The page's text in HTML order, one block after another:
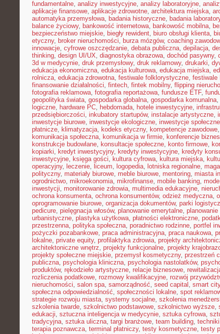
fundamentalne, analizy inwestycyjne, analizy laboratoryjne,
aplikacje finansowe, aplikacje zdrowotne, architektura miejska,
automatyka przemysłowa, badania historyczne, badania
balance życiowy, bankowość internetowa, bankowość mobilna,
bezpieczeństwo miejskie, biegły rewident, biuro obsługi klienta,
etyczny, broker nieruchomości, burza mózgów, coaching
innowacje, cyfrowe oszczędzanie, debata publiczna, depilacja,
thinking, design UI/UX, diagnostyka obrazowa, dochód pasywny,
3d w medycynie, druk przemysłowy, druk reklamowy, drukarki,
edukacja ekonomiczna, edukacja kulturowa, edukacja miejska,
rolnicza, edukacja zdrowotna, festiwale folklorystyczne, festiwale
finansowanie działalności, fintech, fintek mobilny, flipping
fotografia reklamowa, fotografia reportażowa, fundusze ETF,
geopolityka świata, gospodarka globalna, gospodarka komunalna,
logiczne, hardware PC, hebdomada, hotele inwestycyjne,
przedsiębiorczości, inkubatory startupów, instalacje artystyczne,
inwestycje biurowe, inwestycje ekologiczne, inwestycje społeczne
płatnicze, klimatyzacja, kodeks etyczny, kompetencje zawodowe
komunikacja społeczna, komunikacja w firmie, konferencje
konstrukcje budowlane, konsultacje społeczne, konto firmowe,
kopiarki, kredyt inwestycyjny, kredyty inwestycyjne, kredyty
inwestycyjne, księga gości, kultura cyfrowa, kultura miejska,
operacyjny, leczenie, liceum, logopedia, lotniska regionalne,
polityczny, materiały biurowe, meble biurowe, mentoring, miasta
ogrodnictwo, mikroekonomia, mikrofinanse, mobile banking,
inwestycji, monitorowanie zdrowia, multimedia edukacyjne,
ochrona konsumenta, ochrona konsumentów, odzież medyczna,
oprogramowanie biurowe, organizacja dokumentów, parki
pedicure, pielęgnacja włosów, planowanie emerytalne, planowanie
urbanistyczne, plastyka użytkowa, płatności elektroniczne,
przestrzenna, polityka społeczna, poradnictwo rodzinne, portfel
pożyczki pozabankowe, praca administracyjna, praca naukowa,
lokalne, private equity, profilaktyka zdrowia, projekty
architektoniczne wnętrz, projekty funkcjonalne, projekty
projekty społeczne miejskie, przemysł kosmetyczny, przestrzeń
publiczna, psychologia kliniczna, psychologia nastolatków,
produktów, rękodzieło artystyczne, relacje biznesowe,
rozliczenia podatkowe, rozmowy kwalifikacyjne, rozwój
nieruchomości, salon spa, samorządność, seed capital , smart city
społeczna odpowiedzialność, społeczności lokalne, spot
strategie rozwoju miasta, systemy socjalne, szkolenia
szkolenia twarde, szkolnictwo podstawowe, szkolnictwo wyższe,
edukacji, sztuczna inteligencja w medycynie, sztuka cyfrowa,
tradycyjna, sztuka uliczna, targi branżowe, team building,
terapia poznawcza, terminal płatniczy, testy kosmetyczne, testy